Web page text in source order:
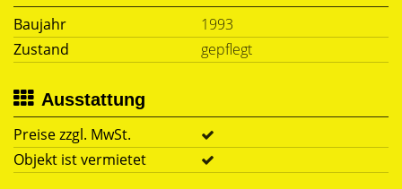
Baujahr
1993
Zustand
gepflegt
Ausstattung
Preise zzgl. MwSt.
Objekt ist vermietet